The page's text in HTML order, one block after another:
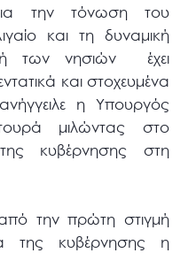
την τόνωση του
και τη δυναμική
των νησιών έχει
και στοχευμένα
η Υπουργός
μιλώντας στο
κυβέρνησης στη
την πρώτη στιγμή
της κυβέρνησης η